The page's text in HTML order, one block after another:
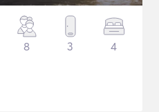
8 3 4